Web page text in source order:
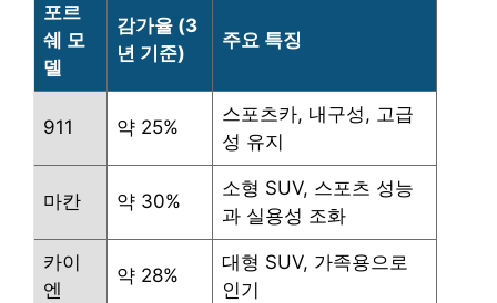
포르
쉐 모
델
감가율 (3
년 기준)
주요 특징
911 약 25%
스포츠카, 내구성, 고급
성 유지
마칸 약 30%
소형 SUV, 스포츠 성능
과 실용성 조화
카이
엔
약 28%
대형 SUV, 가족용으로
인기